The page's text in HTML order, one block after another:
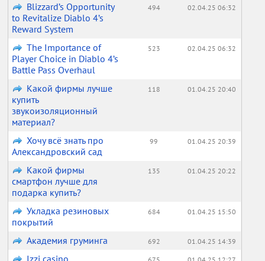
Blizzard’s Opportunity
to Revitalize Diablo 4’s
Reward System
494 02.04.25 06:32
The Importance of
Player Choice in Diablo 4’s
Battle Pass Overhaul
523 02.04.25 06:32
Какой фирмы лучше
купить
звукоизоляционный
материал?
118 01.04.25 20:40
Хочу всё знать про
Александровский сад
99 01.04.25 20:39
Какой фирмы
смартфон лучше для
подарка купить?
135 01.04.25 20:22
Укладка резиновых
покрытий
684 01.04.25 15:50
Академия груминга 692 01.04.25 14:39
Izzi casino